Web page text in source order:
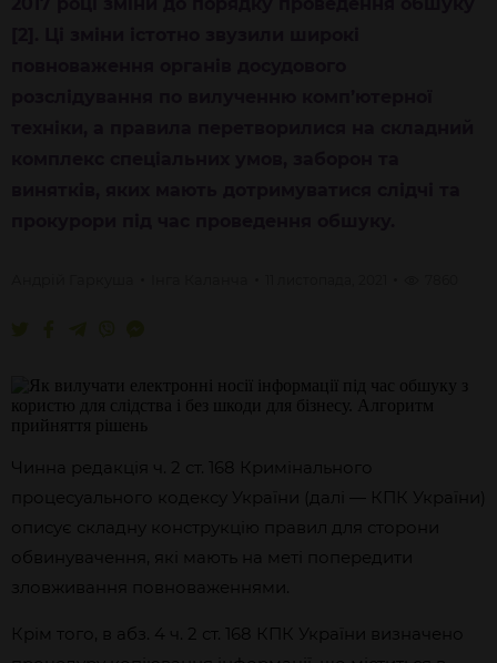
Чинна редакція ч. 2 ст. 168 Кримінального
процесуального кодексу України (далі — КПК України)
описує складну конструкцію правил для сторони
обвинувачення, які мають на меті попередити
зловживання повноваженнями.
Крім того, в абз. 4 ч. 2 ст. 168 КПК України визначено